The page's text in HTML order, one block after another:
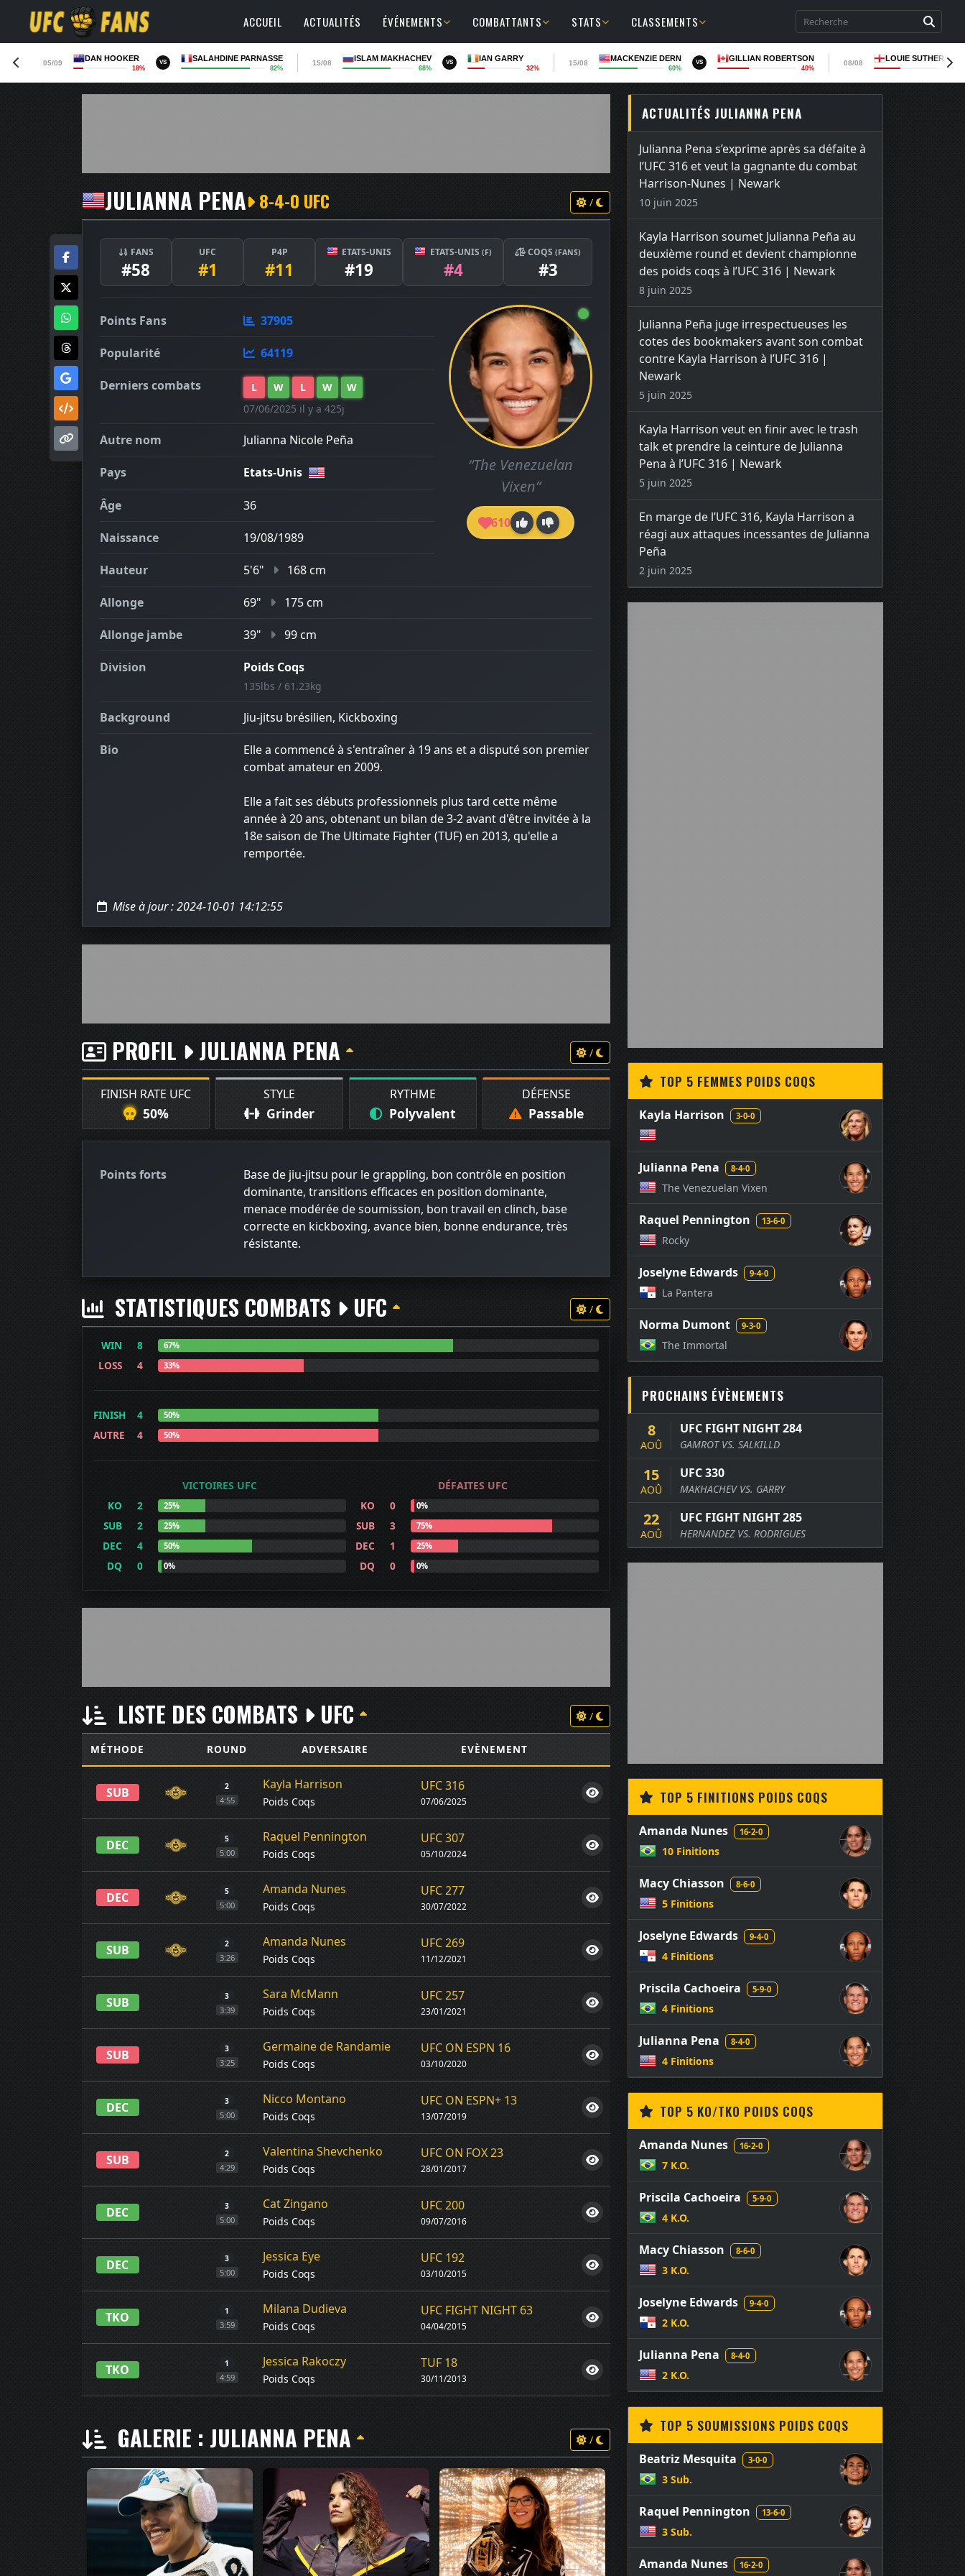
ACCUEIL ACTUALITÉS ÉVÉNEMENTS COMBATTANTS STATS CLASSEMENTS
05/09
DAN HOOKER
18%
VS SALAHDINE PARNASSE
82%
15/08
ISLAM MAKHACHEV
68%
VS IAN GARRY
32%
15/08
MACKENZIE DERN
60%
VS GILLIAN ROBERTSON
40%
08/08
LOUIE
JULIANNA PENA 8-4-0 UFC /
FANS
#58
UFC
#1
P4P
#11
ETATS-UNIS
#19
ETATS-UNIS (F)
#4
COQS (FANS)
#3
“The Venezuelan
Vixen”
610
Points Fans 37905
Popularité 64119
Derniers combats L W L W
W
07/06/2025 il y a 425j
Autre nom Julianna Nicole Peña
Pays Etats-Unis
Âge 36
Naissance 19/08/1989
Hauteur 5'6" 168 cm
Allonge 69" 175 cm
Allonge jambe 39" 99 cm
Division Poids Coqs
135lbs / 61.23kg
Background Jiu-jitsu brésilien, Kickboxing
Bio
Elle a commencé à s'entraîner à 19 ans et a disputé son premier
combat amateur en 2009.
Elle a fait ses débuts professionnels plus tard cette même
année à 20 ans, obtenant un bilan de 3-2 avant d'être invitée à la
18e saison de The Ultimate Fighter (TUF) en 2013, qu'elle a
remportée.
Mise à jour : 2024-10-01 14:12:55
PROFIL JULIANNA PENA /
FINISH RATE UFC
50%
STYLE
Grinder
RYTHME
Polyvalent
DÉFENSE
Passable
Points forts
Base de jiu-jitsu pour le grappling, bon contrôle en position
dominante, transitions efficaces en position dominante,
menace modérée de soumission, bon travail en clinch, base
correcte en kickboxing, avance bien, bonne endurance, très
résistante.
STATISTIQUES COMBATS UFC /
WIN 8 67%
LOSS 4 33%
FINISH 4 50%
AUTRE 4 50%
VICTOIRES UFC
KO
2 25%
SUB 2 25%
DEC 4 50%
DQ 0 0%
DÉFAITES UFC
KO
0 0%
SUB 3 75%
DEC 1 25%
DQ 0 0%
LISTE DES COMBATS UFC /
MÉTHODE ROUND ADVERSAIRE EVÈNEMENT
SUB 2
4:55
Kayla Harrison
Poids Coqs
UFC 316
07/06/2025
DEC 5
5:00
Raquel Pennington
Poids Coqs
UFC 307
05/10/2024
DEC 5
5:00
Amanda Nunes
Poids Coqs
UFC 277
30/07/2022
SUB 2
3:26
Amanda Nunes
Poids Coqs
UFC 269
11/12/2021
SUB 3
3:39
Sara McMann
Poids Coqs
UFC 257
23/01/2021
SUB 3
3:25
Germaine de Randamie
Poids Coqs
UFC ON ESPN 16
03/10/2020
DEC 3
5:00
Nicco Montano
Poids Coqs
UFC ON ESPN+ 13
13/07/2019
SUB 2
4:29
Valentina Shevchenko
Poids Coqs
UFC ON FOX 23
28/01/2017
DEC 3
5:00
Cat Zingano
Poids Coqs
UFC 200
09/07/2016
DEC 3
5:00
Jessica Eye
Poids Coqs
UFC 192
03/10/2015
TKO 1
3:59
Milana Dudieva
Poids Coqs
UFC FIGHT NIGHT 63
04/04/2015
TKO 1
4:59
Jessica Rakoczy
Poids Coqs
TUF 18
30/11/2013
GALERIE : JULIANNA PENA /
ACTUALITÉS JULIANNA PENA
Julianna Pena s’exprime après sa défaite à
l’UFC 316 et veut la gagnante du combat
Harrison-Nunes | Newark
10 juin 2025
Kayla Harrison soumet Julianna Peña au
deuxième round et devient championne
des poids coqs à l’UFC 316 | Newark
8 juin 2025
Julianna Peña juge irrespectueuses les
cotes des bookmakers avant son combat
contre Kayla Harrison à l’UFC 316 |
Newark
5 juin 2025
Kayla Harrison veut en finir avec le trash
talk et prendre la ceinture de Julianna
Pena à l’UFC 316 | Newark
5 juin 2025
En marge de l’UFC 316, Kayla Harrison a
réagi aux attaques incessantes de Julianna
Peña
2 juin 2025
TOP 5 FEMMES POIDS COQS
Kayla Harrison 3-0-0
Julianna Pena 8-4-0
The Venezuelan Vixen
Raquel Pennington 13-6-0
Rocky
Joselyne Edwards 9-4-0
La Pantera
Norma Dumont 9-3-0
The Immortal
PROCHAINS ÉVÈNEMENTS
8
AOÛ
UFC FIGHT NIGHT 284
GAMROT VS. SALKILLD
15
AOÛ
UFC 330
MAKHACHEV VS. GARRY
22
AOÛ
UFC FIGHT NIGHT 285
HERNANDEZ VS. RODRIGUES
TOP 5 FINITIONS POIDS COQS
Amanda Nunes 16-2-0
10 Finitions
Macy Chiasson 8-6-0
5 Finitions
Joselyne Edwards 9-4-0
4 Finitions
Priscila Cachoeira 5-9-0
4 Finitions
Julianna Pena 8-4-0
4 Finitions
TOP 5 KO/TKO POIDS COQS
Amanda Nunes 16-2-0
7 K.O.
Priscila Cachoeira 5-9-0
4 K.O.
Macy Chiasson 8-6-0
3 K.O.
Joselyne Edwards 9-4-0
2 K.O.
Julianna Pena 8-4-0
2 K.O.
TOP 5 SOUMISSIONS POIDS COQS
Beatriz Mesquita 3-0-0
3 Sub.
Raquel Pennington 13-6-0
3 Sub.
Amanda Nunes 16-2-0